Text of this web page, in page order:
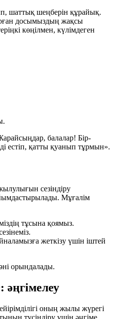
шаттық шеңберін құрайық.
досымыздың жақсы
көңілмен, күлімдеген
балалар! Бір-
естіп, қатты қуанып тұрмын».
сезіндіру
Мұғалім
тұсына қоямыз.
жеткізу үшін іштей
орындалады.
оның жылы жүрегі
түсіндіру үшін әңгіме